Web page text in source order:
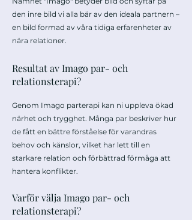
den inre bild vi alla bär av den ideala partnern –
en bild formad av våra tidiga erfarenheter av
nära relationer.
Resultat av Imago par- och
relationsterapi?
Genom Imago parterapi kan ni uppleva ökad
närhet och trygghet. Många par beskriver hur
de fått en bättre förståelse för varandras
behov och känslor, vilket har lett till en
starkare relation och förbättrad förmåga att
hantera konflikter.
Varför välja Imago par- och
relationsterapi?